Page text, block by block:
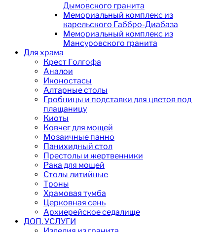
Дымовского гранита
Мемориальный комплекс из
карельского Габбро-Диабаза
Мемориальный комплекс из
Мансуровского гранита
Для храма
Крест Голгофа
Аналои
Иконостасы
Алтарные столы
Гробницы и подставки для цветов под
плащаницу
Киоты
Ковчег для мощей
Мозаичные панно
Панихидный стол
Престолы и жертвенники
Рака для мощей
Столы литийные
Троны
Храмовая тумба
Церковная сень
Архиерейское седалище
ДОП. УСЛУГИ